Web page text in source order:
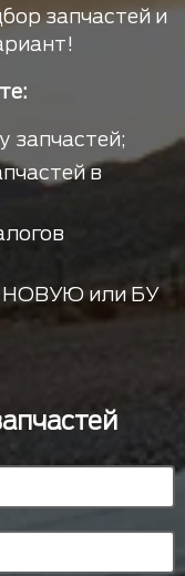
запчастей и
запчастей;
в
НОВУЮ или БУ